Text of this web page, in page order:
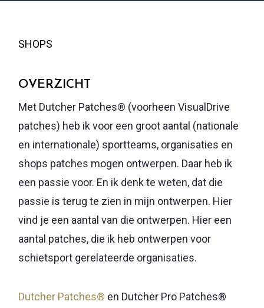
SHOPS
OVERZICHT
Met Dutcher Patches® (voorheen VisualDrive
patches) heb ik voor een groot aantal (nationale
en internationale) sportteams, organisaties en
shops patches mogen ontwerpen. Daar heb ik
een passie voor. En ik denk te weten, dat die
passie is terug te zien in mijn ontwerpen. Hier
vind je een aantal van die ontwerpen. Hier een
aantal patches, die ik heb ontwerpen voor
schietsport gerelateerde organisaties.
Dutcher Patches® en Dutcher Pro Patches®